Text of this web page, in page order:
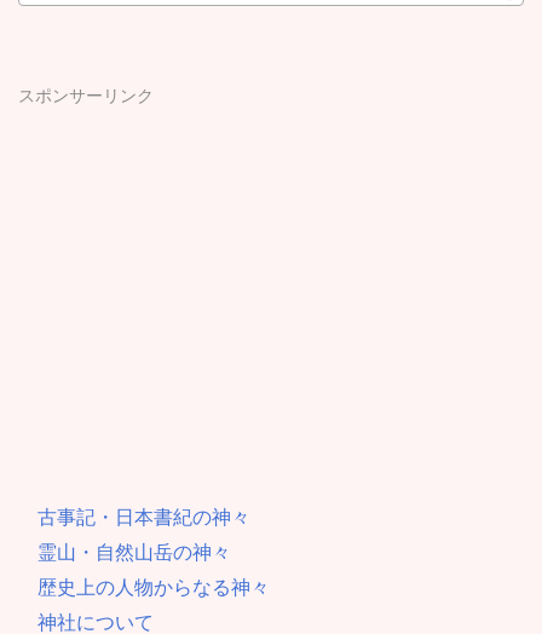
スポンサーリンク
古事記・日本書紀の神々
霊山・自然山岳の神々
歴史上の人物からなる神々
神社について